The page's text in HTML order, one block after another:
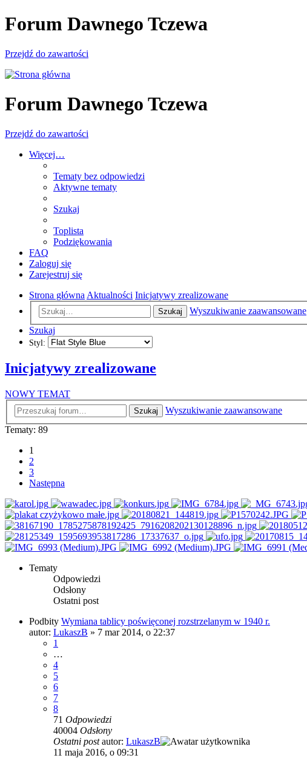
Forum Dawnego Tczewa
Przejdź do zawartości
Forum Dawnego Tczewa
Przejdź do zawartości
Więcej…
Tematy bez odpowiedzi
Aktywne tematy
Szukaj
Toplista
Podziękowania
FAQ
Zaloguj się
Zarejestruj się
Strona główna Aktualności Inicjatywy zrealizowane
Szukaj
Wyszukiwanie zaawansowane
Szukaj
Styl:
Inicjatywy zrealizowane
NOWY TEMAT
Szukaj
Wyszukiwanie zaawansowane
Tematy: 89
1
2
3
Następna
Tematy
Odpowiedzi
Odsłony
Ostatni post
Podbity Wymiana tablicy poświęconej rozstrzelanym w 1940 r.
autor: LukaszB » 7 mar 2014, o 22:37
1
…
4
5
6
7
8
71 Odpowiedzi
40004 Odsłony
Ostatni postautor: LukaszB
11 maja 2016, o 09:31